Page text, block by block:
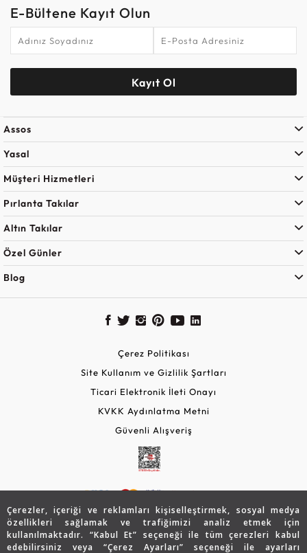
Çerezler, içeriği ve reklamları kişiselleştirmek, sosyal medya
özellikleri sağlamak ve trafiğimizi analiz etmek için
kullanılmaktadır. “Kabul Et” seçeneği ile tüm çerezleri kabul
edebilirsiniz veya “Çerez Ayarları” seçeneği ile ayarları
E-Bültene Kayıt Olun
Kayıt Ol
Assos
Yasal
Müşteri Hizmetleri
Pırlanta Takılar
Altın Takılar
Özel Günler
Blog
© 2026 Assos Diamond
Çerez Politikası
Site Kullanım ve Gizlilik Şartları
Ticari Elektronik İleti Onayı
KVKK Aydınlatma Metni
Güvenli Alışveriş